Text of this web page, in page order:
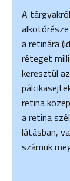
A
a retinára
réteget
keresztül
retina
a retina
látásban,
számuk